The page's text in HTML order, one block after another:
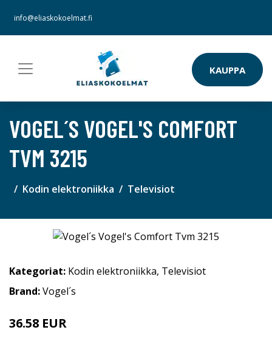
info@eliaskokoelmat.fi
KAUPPA
VOGEL´S VOGEL'S COMFORT
TVM 3215
Kodin elektroniikka Televisiot
Kategoriat: Kodin elektroniikka, Televisiot
Brand:Vogel´s
36.58 EUR